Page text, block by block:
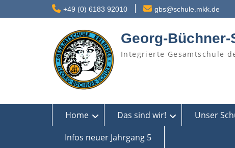
to
+49 (0) 6183 92010 gbs@schule.mkk.de
Georg-Büchner-
Integrierte Gesamtschule
Home Das sind wir! Unser
Infos neuer Jahrgang 5